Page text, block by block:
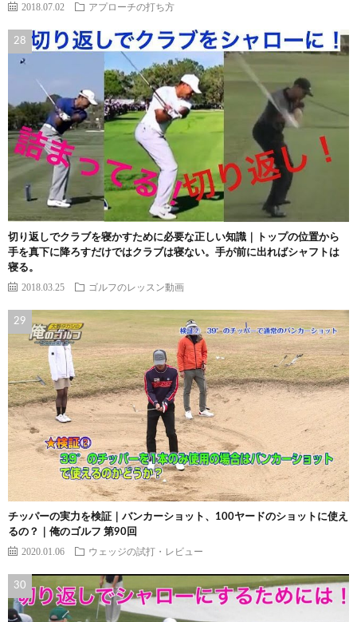
2018.07.02 アプローチの打ち方
切り返しでクラブを寝かすために必要な正しい知識｜トップの位置から
手を真下に降ろすだけではクラブは寝ない。手が前に出ればシャフトは
寝る。
2018.03.25 ゴルフのレッスン動画
チッパーの実力を検証｜バンカーショット、100ヤードのショットに使え
るの？｜俺のゴルフ 第90回
2020.01.06 ウェッジの試打・レビュー